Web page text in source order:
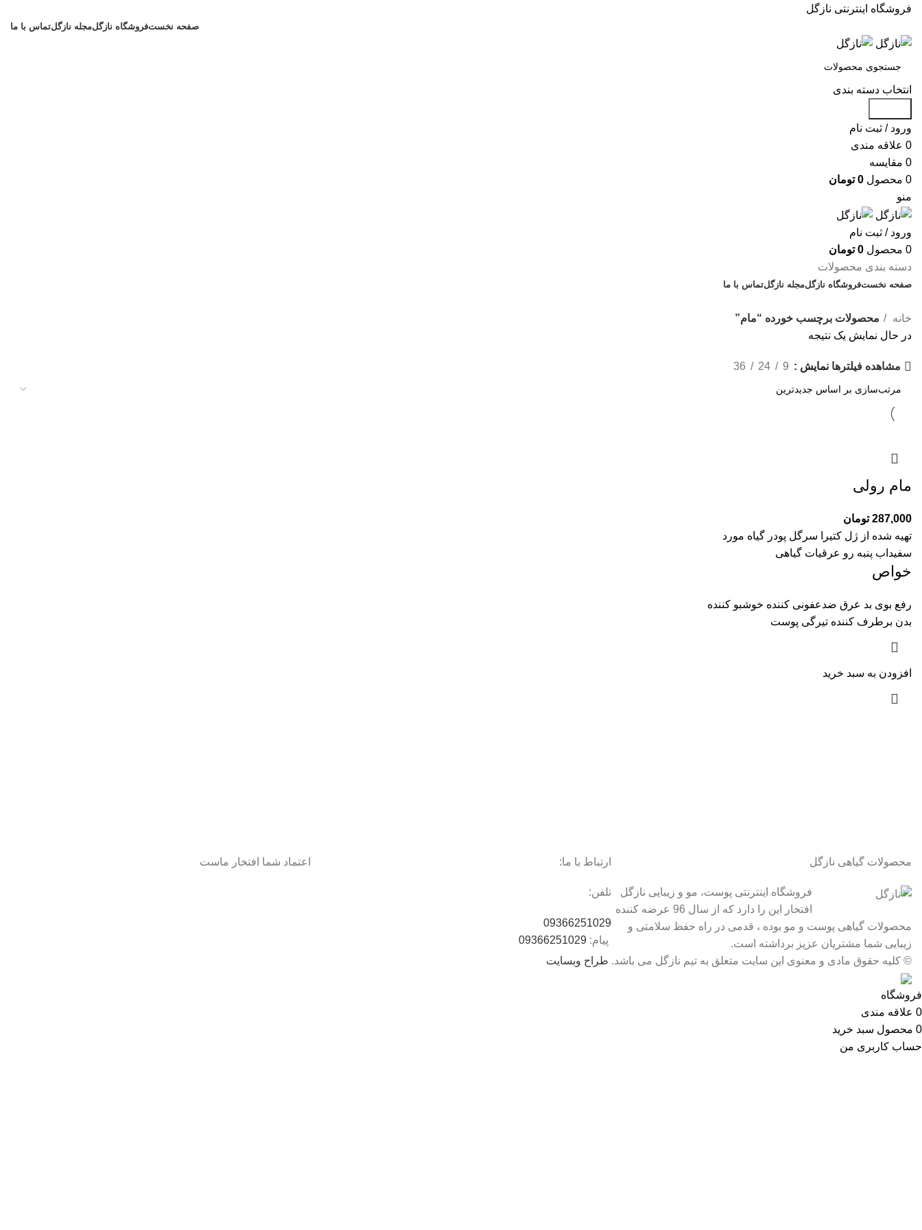
فروشگاه اینترنتی نازگل
صفحه نخستفروشگاه نازگلمجله نازگلتماس با ما
انتخاب دسته بندی
ورود / ثبت نام
0 علاقه مندی
0 مقایسه
0 محصول 0 تومان
منو
ورود / ثبت نام
0 محصول 0 تومان
دسته بندی محصولات
صفحه نخستفروشگاه نازگلمجله نازگلتماس با ما
خانه
محصولات برچسب خورده “مام”
در حال نمایش یک نتیجه
مشاهده فیلترها نمایش 9
24
36
مام رولی
287,000 تومان
تهیه شده از ژل کتیرا سرگل پودر گیاه مورد
سفیداب پنبه رو عرقیات گیاهی
خواص
رفع بوی بد عرق ضدعفونی کننده خوشبو کننده
بدن برطرف کننده تیرگی پوست
افزودن به سبد خرید
محصولات گیاهی نازگل
فروشگاه اینترنتی پوست، مو و زیبایی نازگل
افتخار این را دارد که از سال 96 عرضه کننده
محصولات گیاهی پوست و مو بوده ، قدمی در راه حفظ سلامتی و
زیبایی شما مشتریان عزیز برداشته است.
ارتباط با ما:
تلفن:
09366251029
پیام: 09366251029
اعتماد شما افتخار ماست
© کلیه حقوق مادی و معنوی این سایت متعلق به تیم نازگل می باشد. طراح وبسایت
فروشگاه
0 علاقه مندی
0 محصول سبد خرید
حساب کاربری من